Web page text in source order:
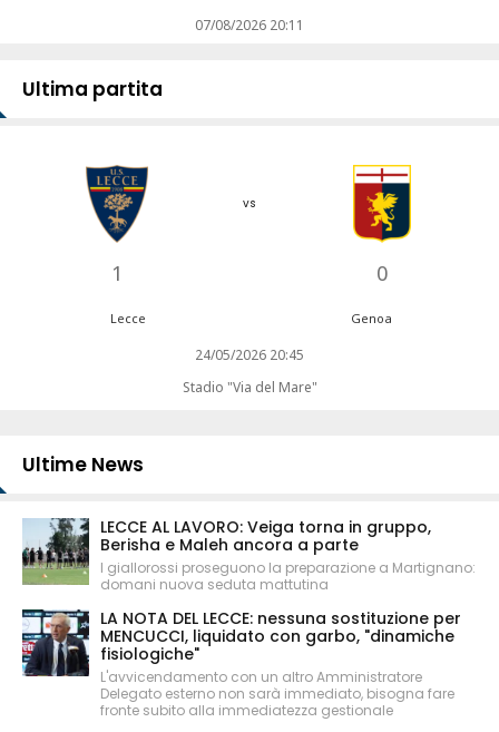
07/08/2026 20:11
Ultima partita
1
vs
0
Lecce Genoa
24/05/2026 20:45
Stadio "Via del Mare"
Ultime News
LECCE AL LAVORO: Veiga torna in gruppo,
Berisha e Maleh ancora a parte
I giallorossi proseguono la preparazione a Martignano:
domani nuova seduta mattutina
LA NOTA DEL LECCE: nessuna sostituzione per
MENCUCCI, liquidato con garbo, "dinamiche
fisiologiche"
L'avvicendamento con un altro Amministratore
Delegato esterno non sarà immediato, bisogna fare
fronte subito alla immediatezza gestionale